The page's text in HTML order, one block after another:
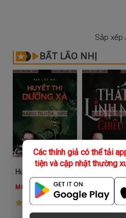
Các thính giả có thể tải
tiện và cập nhật thường
Sắp xếp
BẤT LÃO NHỊ
MC Nguyễn Huy Quàng A Tũn